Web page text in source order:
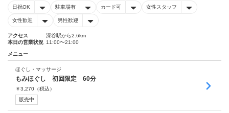
日祝OK 駐車場有 カード可 女性スタッフ
女性歓迎 男性歓迎
アクセス
深谷駅から2.6km
本日の営業状況 11:00〜21:00
メニュー
ほぐし・マッサージ
もみほぐし 初回限定 60分
￥3,270 （税込）
販売中